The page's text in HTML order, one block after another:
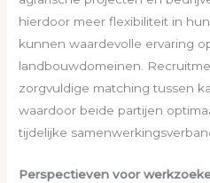
hierdoor meer flexibiliteit in
kunnen waardevolle ervaring
landbouwdomeinen.
zorgvuldige matching tussen
waardoor beide partijen
tijdelijke
Perspectieven voor